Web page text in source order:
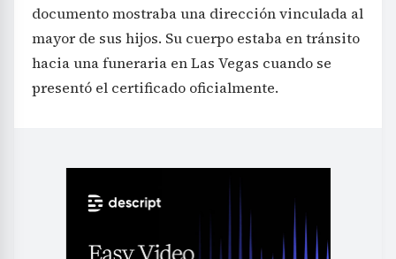
documento mostraba una dirección vinculada al
mayor de sus hijos. Su cuerpo estaba en tránsito
hacia una funeraria en Las Vegas cuando se
presentó el certificado oficialmente.